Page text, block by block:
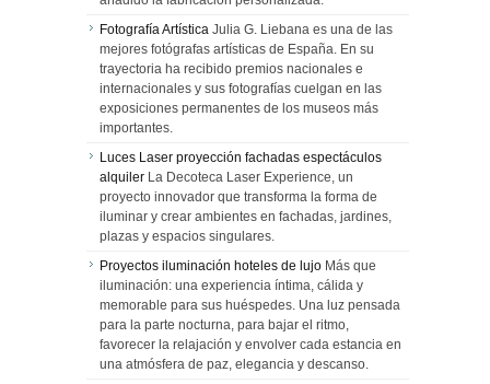
Fotografía Artística Julia G. Liebana es una de las
mejores fotógrafas artísticas de España. En su
trayectoria ha recibido premios nacionales e
internacionales y sus fotografías cuelgan en las
exposiciones permanentes de los museos más
importantes.
Luces Laser proyección fachadas espectáculos
alquiler La Decoteca Laser Experience, un
proyecto innovador que transforma la forma de
iluminar y crear ambientes en fachadas, jardines,
plazas y espacios singulares.
Proyectos iluminación hoteles de lujo Más que
iluminación: una experiencia íntima, cálida y
memorable para sus huéspedes. Una luz pensada
para la parte nocturna, para bajar el ritmo,
favorecer la relajación y envolver cada estancia en
una atmósfera de paz, elegancia y descanso.